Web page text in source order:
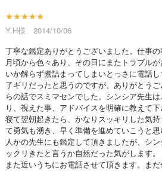
★★★★★
Y.H様 2014/10/06
丁寧な鑑定ありがとうございました。仕事
月頃から色々あり、その日にまたトラブル
いか解らず煮詰まってしまいとっさに電話
了ギリだったと思うのですが、ありがとう
らの話でスミマセンでした。シンシア先生
り、視えた事、アドバイスを明確に教えて下
寝て翌朝起きたら、かなりスッキリした気
て勇気も湧き、早く準備を進めていこうと
人かの先生にも鑑定して頂きましたが、シ
ックリきたと言うか自然だった気がします。
また近いうちにお電話させて頂きます。ま